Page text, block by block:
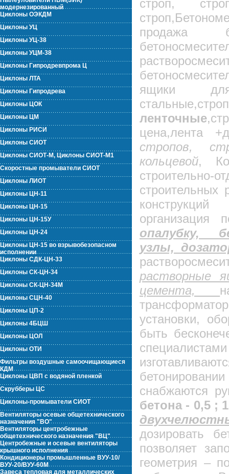
модернезированный
Циклоны ОЭКДМ
Циклоны УЦ
Циклоны УЦ-38
Циклоны УЦМ-38
Циклоны Гипродревпрома Ц
Циклоны ЛТА
Циклоны Гипродрева
Циклоны ЦОК
Циклоны ЦМ
Циклоны РИСИ
Циклоны СИОТ
Циклоны СИОТ-М, Циклоны СИОТ-М1
Скоростные промыватели СИОТ
Циклоны ЛИОТ
Циклоны ЦН-11
Циклоны ЦН-15
Циклоны ЦН-15У
Циклоны ЦН-24
Циклоны ЦН-15 во взрывобезопасном
исполнении
Циклоны СДК-ЦН-33
Циклоны СК-ЦН-34
Циклоны СК-ЦН-34М
Циклоны СЦН-40
Циклоны ЦП-2
Циклоны 4БЦШ
Циклоны ЦОЛ
Циклоны ОТИ
Фильтры воздушные самоочищающиеся
КДМ
Циклоны ЦВП с водяной пленкой
Скрубберы ЦС
Циклоны-промыватели СИОТ
Вентиляторы осевые общетехнического
назначения "ВО"
Вентиляторы центробежные
общетехнического назначения "ВЦ"
Центробежные и осевые вентиляторы
крышного исполнения
Кондиционеры промышленные ВУУ-10/
ВУУ-20/ВУУ-60М
Завеса тепловая для металлических
строп,
продажа
ящики для
ленточные
цена,лента
стропов,
кольцевой,
строительно-
строительных
организация
опалубку,
узлы,
растворные
цемента,
установки,
быть
снабжаются
бетона - 0,5 ;
дозировать
позволяет
геометрия –